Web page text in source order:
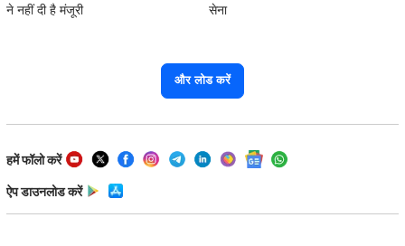
ने नहीं दी है मंजूरी
सेना
और लोड करें
हमें फॉलो करें
ऐप डाउनलोड करें